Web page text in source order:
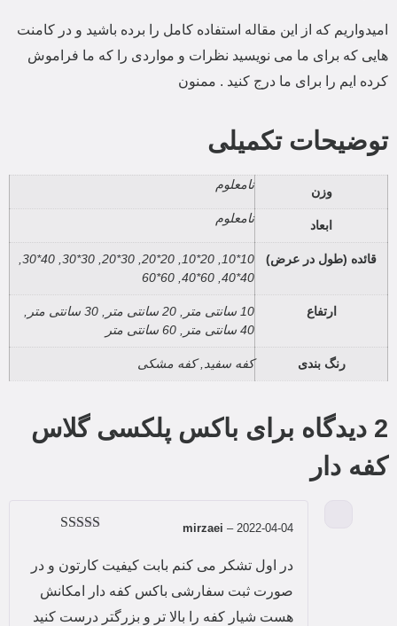
امیدواریم که از این مقاله استفاده کامل را برده باشید و در کامنت
هایی که برای ما می نویسید نظرات و مواردی را که ما فراموش
کرده ایم را برای ما درج کنید . ممنون
توضیحات تکمیلی
وزن نامعلوم
ابعاد نامعلوم
قائده (طول در عرض)
40*40, 60*40, 60*60
ارتفاع
10 سانتی متر, 20 سانتی متر, 30 سانتی متر,
40 سانتی متر, 60 سانتی متر
رنگ بندی کفه سفید, کفه مشکی
2 دیدگاه برای
باکس پلکسی گلاس
کفه دار
mirzaei – 2022-04-04
در اول تشکر می کنم بابت کیفیت کارتون و در
صورت ثبت سفارشی باکس کفه دار امکانش
هست شیار کفه را بالا تر و بزرگتر درست کنید